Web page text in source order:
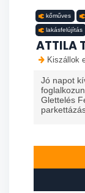
kőműves
lakásfelújítás
ATTILA
Kiszállok
Jó napot
Glettelés